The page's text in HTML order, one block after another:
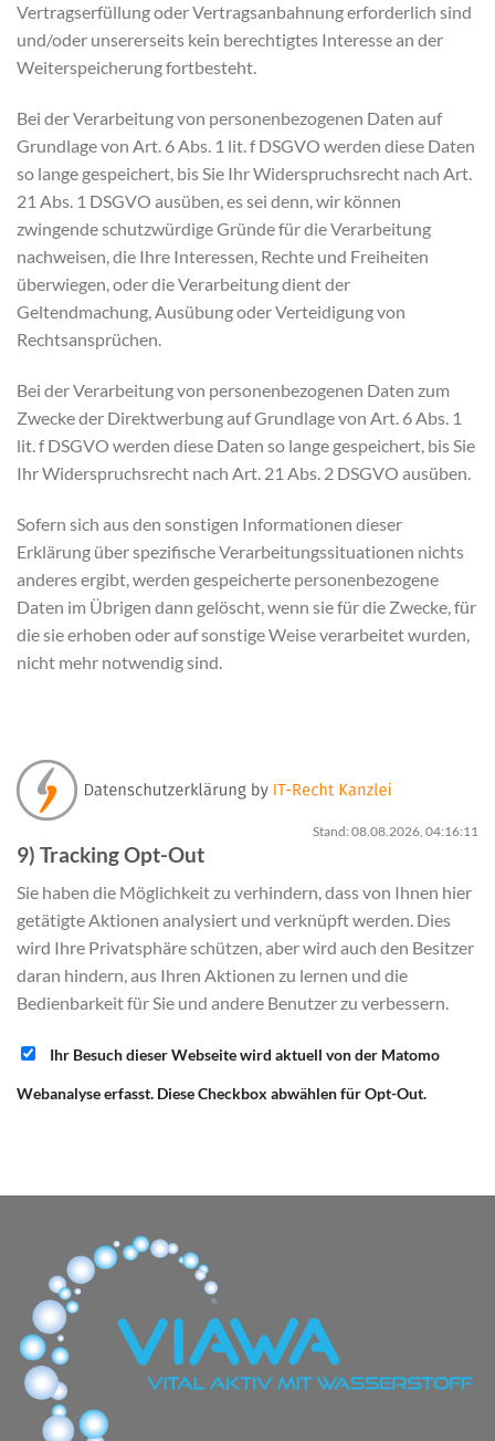
Vertragserfüllung oder Vertragsanbahnung erforderlich sind
und/oder unsererseits kein berechtigtes Interesse an der
Weiterspeicherung fortbesteht.
Bei der Verarbeitung von personenbezogenen Daten auf
Grundlage von Art. 6 Abs. 1 lit. f DSGVO werden diese Daten
so lange gespeichert, bis Sie Ihr Widerspruchsrecht nach Art.
21 Abs. 1 DSGVO ausüben, es sei denn, wir können
zwingende schutzwürdige Gründe für die Verarbeitung
nachweisen, die Ihre Interessen, Rechte und Freiheiten
überwiegen, oder die Verarbeitung dient der
Geltendmachung, Ausübung oder Verteidigung von
Rechtsansprüchen.
Bei der Verarbeitung von personenbezogenen Daten zum
Zwecke der Direktwerbung auf Grundlage von Art. 6 Abs. 1
lit. f DSGVO werden diese Daten so lange gespeichert, bis Sie
Ihr Widerspruchsrecht nach Art. 21 Abs. 2 DSGVO ausüben.
Sofern sich aus den sonstigen Informationen dieser
Erklärung über spezifische Verarbeitungssituationen nichts
anderes ergibt, werden gespeicherte personenbezogene
Daten im Übrigen dann gelöscht, wenn sie für die Zwecke, für
die sie erhoben oder auf sonstige Weise verarbeitet wurden,
nicht mehr notwendig sind.
Stand: 08.08.2026, 04:16:11
9) Tracking Opt-Out
Sie haben die Möglichkeit zu verhindern, dass von Ihnen hier
getätigte Aktionen analysiert und verknüpft werden. Dies
wird Ihre Privatsphäre schützen, aber wird auch den Besitzer
daran hindern, aus Ihren Aktionen zu lernen und die
Bedienbarkeit für Sie und andere Benutzer zu verbessern.
Ihr Besuch dieser Webseite wird aktuell von der Matomo
Webanalyse erfasst. Diese Checkbox abwählen für Opt-Out.